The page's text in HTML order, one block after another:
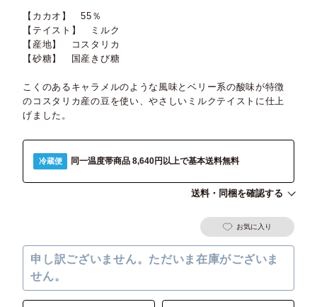
【カカオ】 55％
【テイスト】 ミルク
【産地】 コスタリカ
【砂糖】 国産きび糖
こくのあるキャラメルのような風味とベリー系の酸味が特徴
のコスタリカ産の豆を使い、やさしいミルクテイストに仕上
げました。
冷蔵便 同一温度帯商品 8,640円以上で基本送料無料
送料・同梱を確認する
お気に入り
申し訳ございません。ただいま在庫がございま
せん。